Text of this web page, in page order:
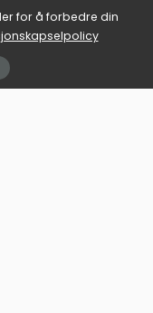
keto oppskrift:
fettkulen med en
for å forbedre din